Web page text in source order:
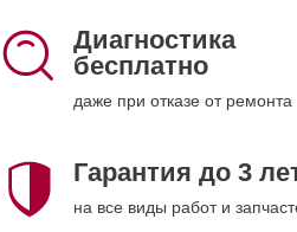
Диагностика
бесплатно
даже при отказе от ремонта
Гарантия до 3
на все виды работ и